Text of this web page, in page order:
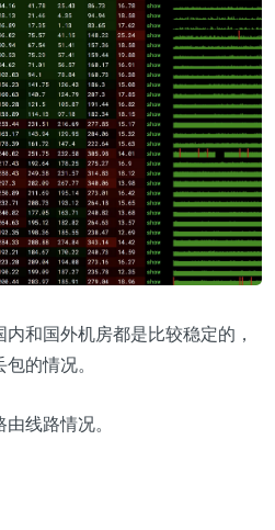
和国外机房都是比较稳定的，
的情况。
线路情况。